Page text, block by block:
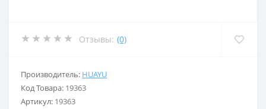
Отзывы: (0)
Производитель: HUAYU
Код Товара: 19363
Артикул: 19363